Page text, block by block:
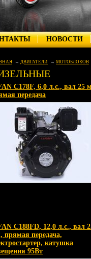
НОВОСТИ
ДВИГАТЕЛИ МОТОБЛОКОВ
C178F, 6,0 л.с., вал 25
передача
C188FD, 12,0 л.с., вал
прямая передача,
катушка
95Вт